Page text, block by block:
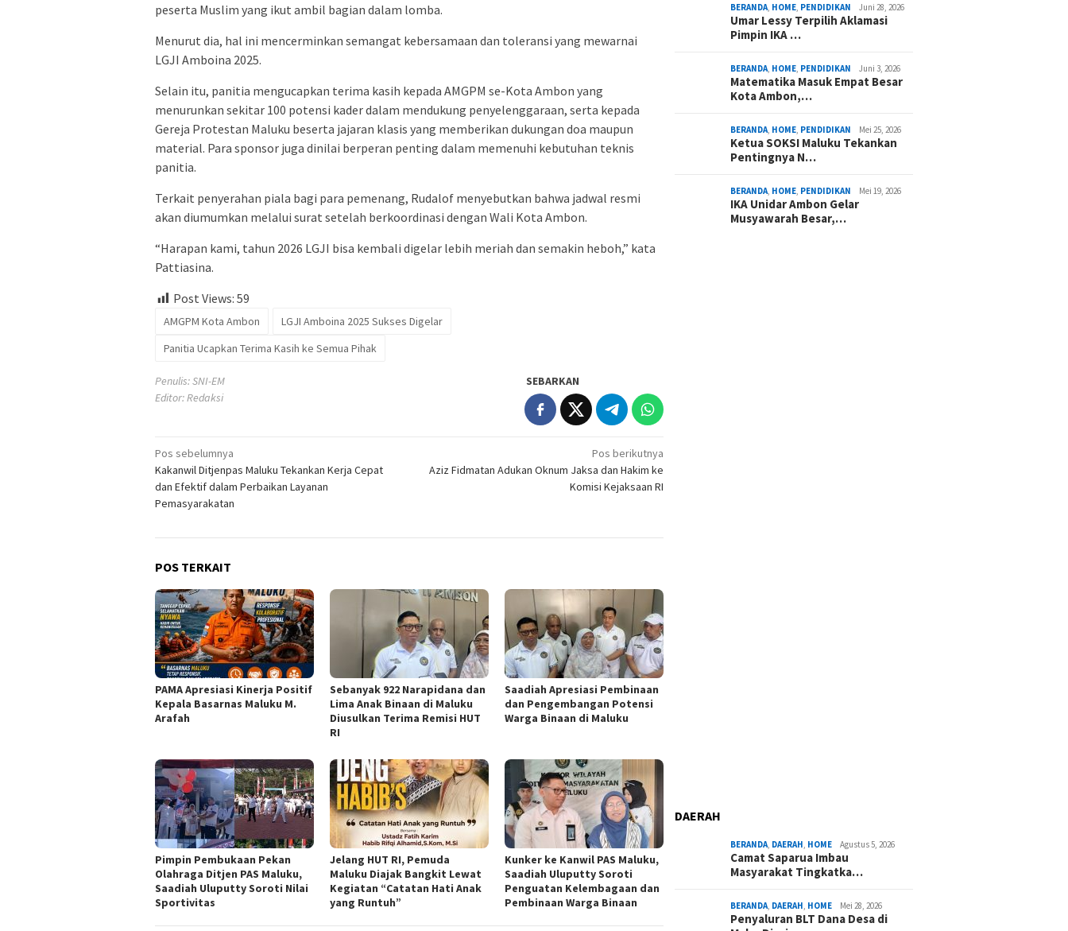
peserta Muslim yang ikut ambil bagian dalam lomba.
Menurut dia, hal ini mencerminkan semangat kebersamaan dan toleransi yang mewarnai
LGJI Amboina 2025.
Selain itu, panitia mengucapkan terima kasih kepada AMGPM se-Kota Ambon yang
menurunkan sekitar 100 potensi kader dalam mendukung penyelenggaraan, serta kepada
Gereja Protestan Maluku beserta jajaran klasis yang memberikan dukungan doa maupun
material. Para sponsor juga dinilai berperan penting dalam memenuhi kebutuhan teknis
panitia.
Terkait penyerahan piala bagi para pemenang, Rudalof menyebutkan bahwa jadwal resmi
akan diumumkan melalui surat setelah berkoordinasi dengan Wali Kota Ambon.
“Harapan kami, tahun 2026 LGJI bisa kembali digelar lebih meriah dan semakin heboh,” kata
Pattiasina.
Post Views: 59
AMGPM Kota Ambon
LGJI Amboina 2025 Sukses Digelar
Panitia Ucapkan Terima Kasih ke Semua Pihak
Penulis: SNI-EM
Editor: Redaksi
SEBARKAN
Navigasi
pos
Pos sebelumnya
Kakanwil Ditjenpas Maluku Tekankan Kerja Cepat
dan Efektif dalam Perbaikan Layanan
Pemasyarakatan
Pos berikutnya
Aziz Fidmatan Adukan Oknum Jaksa dan Hakim ke
Komisi Kejaksaan RI
POS TERKAIT
PAMA Apresiasi Kinerja Positif
Kepala Basarnas Maluku M.
Arafah
Sebanyak 922 Narapidana dan
Lima Anak Binaan di Maluku
Diusulkan Terima Remisi HUT
RI
Saadiah Apresiasi Pembinaan
dan Pengembangan Potensi
Warga Binaan di Maluku
Pimpin Pembukaan Pekan
Olahraga Ditjen PAS Maluku,
Saadiah Uluputty Soroti Nilai
Sportivitas
Jelang HUT RI, Pemuda
Maluku Diajak Bangkit Lewat
Kegiatan “Catatan Hati Anak
yang Runtuh”
Kunker ke Kanwil PAS Maluku,
Saadiah Uluputty Soroti
Penguatan Kelembagaan dan
Pembinaan Warga Binaan
BERANDA HOME PENDIDIKAN Juni 28, 2026
Umar Lessy Terpilih Aklamasi
Pimpin IKA …
BERANDA HOME PENDIDIKAN Juni 3, 2026
Matematika Masuk Empat Besar
Kota Ambon,…
BERANDA HOME PENDIDIKAN Mei 25, 2026
Ketua SOKSI Maluku Tekankan
Pentingnya N…
BERANDA HOME PENDIDIKAN Mei 19, 2026
IKA Unidar Ambon Gelar
Musyawarah Besar,…
DAERAH
BERANDA DAERAH HOME Agustus 5, 2026
Camat Saparua Imbau
Masyarakat Tingkatka…
BERANDA DAERAH HOME Mei 28, 2026
Penyaluran BLT Dana Desa di